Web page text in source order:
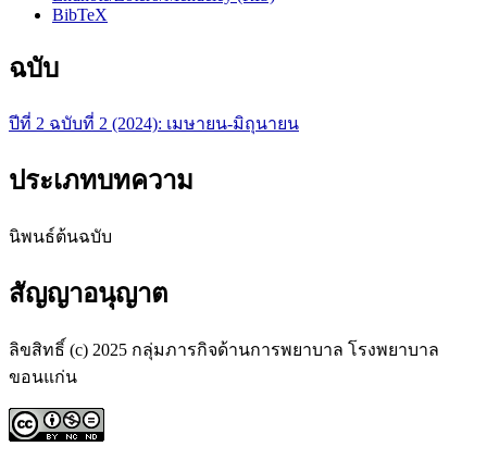
BibTeX
ฉบับ
ปีที่ 2 ฉบับที่ 2 (2024): เมษายน-มิถุนายน
ประเภทบทความ
นิพนธ์ต้นฉบับ
สัญญาอนุญาต
ลิขสิทธิ์ (c) 2025 กลุ่มภารกิจด้านการพยาบาล โรงพยาบาล
ขอนแก่น